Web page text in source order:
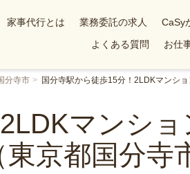
家事代行とは 業務委託の求人 CaSy
よくある質問
お仕
分寺市 国分寺駅から徒歩15分！2LDKマンシ
マンシ
京都国分寺